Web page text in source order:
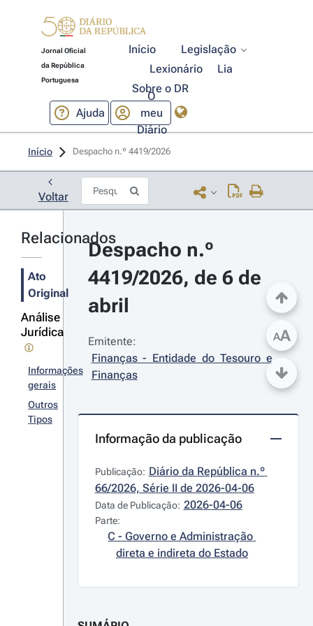
Jornal Oficial
da República
Portuguesa
Início
Legislação
Lexionário
Lia
Sobre o DR
Ajuda
O
meu
Diário
Início Despacho n.º 4419/2026
Voltar
Relacionados
Ato
Original
Análise
Jurídica
Informações
gerais
Outros
Tipos
Despacho n.º
4419/2026, de 6 de
abril
Emitente:
Finanças - Entidade do Tesouro e
Finanças
Informação da publicação
Publicação: Diário da República n.º
66/2026, Série II de 2026-04-06
Data de Publicação: 2026-04-06
Parte:
C - Governo e Administração
direta e indireta do Estado
AA